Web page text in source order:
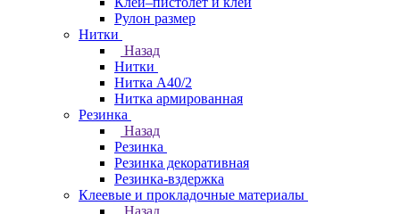
Рулон размер
Нитки
Назад
Нитки
Нитка А40/2
Нитка армированная
Резинка
Назад
Резинка
Резинка декоративная
Резинка-вздержка
Клеевые и прокладочные материалы
Назад